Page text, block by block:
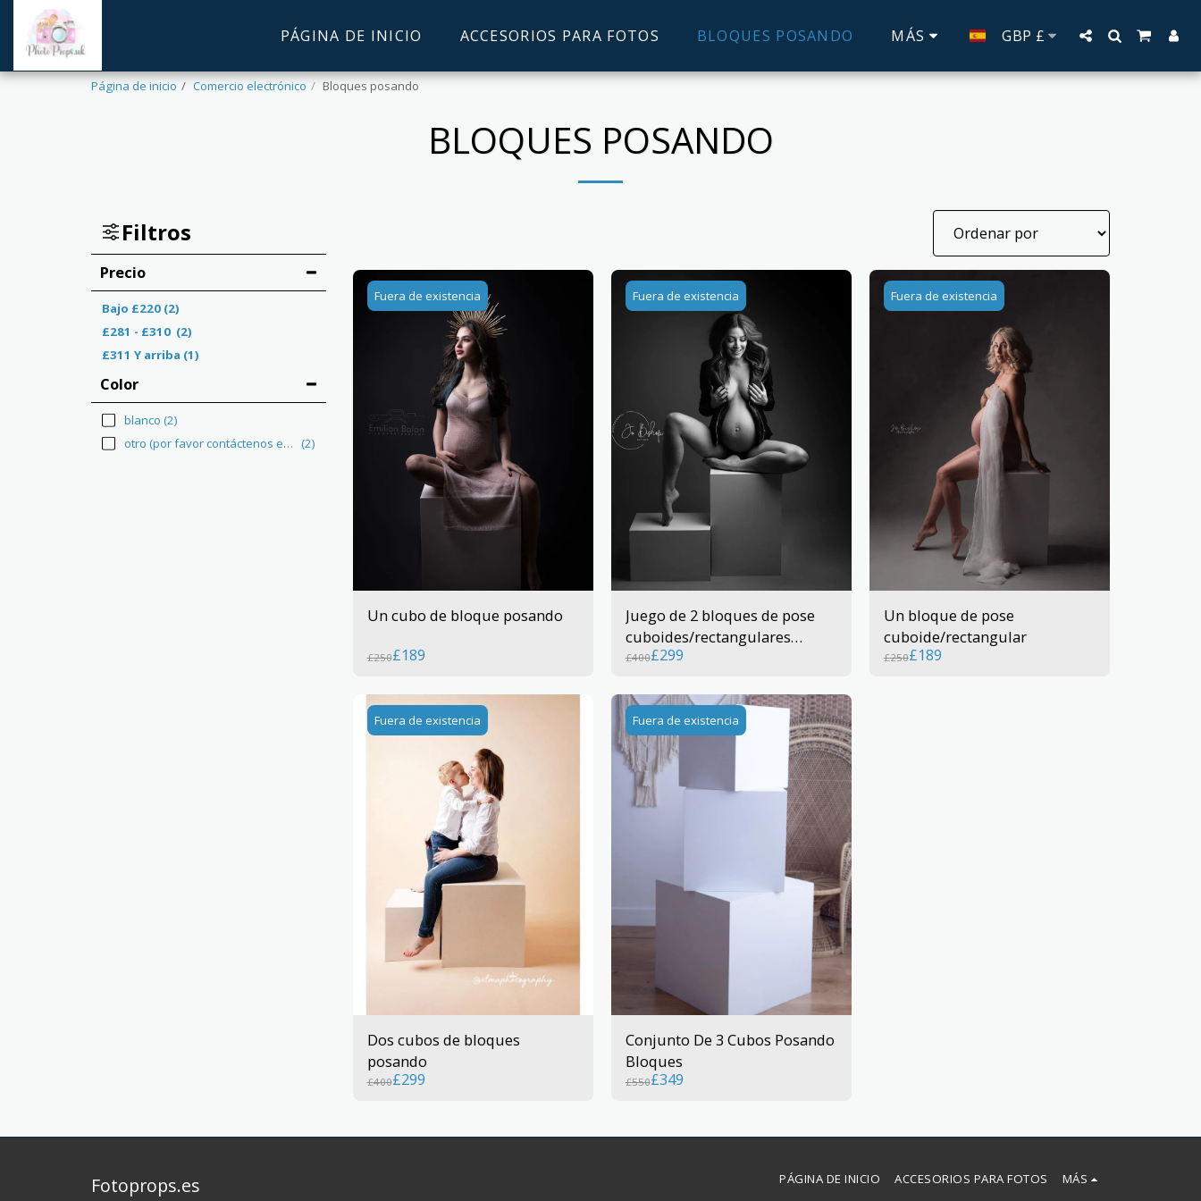
PÁGINA DE INICIO ACCESORIOS PARA FOTOS BLOQUES POSANDO MÁS GBP £
Página de inicio Comercio electrónico Bloques posando
BLOQUES POSANDO
Filtros
Precio
Bajo £220 (2)
£281 - £310 (2)
£311 Y arriba (1)
Color
blanco (2)
otro (por favor contáctenos en el formulario de contacto)
(2)
Fuera de existencia
Un cubo de bloque posando
£250£189
Fuera de existencia
Juego de 2 bloques de pose
cuboides/rectangulares
(60x40x40, 40x30x30cm)
£400£299
Fuera de existencia
Un bloque de pose
cuboide/rectangular
£250£189
Fuera de existencia
Dos cubos de bloques
posando
£400£299
Fuera de existencia
Conjunto De 3 Cubos Posando
Bloques
£550£349
Fotoprops.es PÁGINA DE INICIO ACCESORIOS PARA FOTOS MÁS